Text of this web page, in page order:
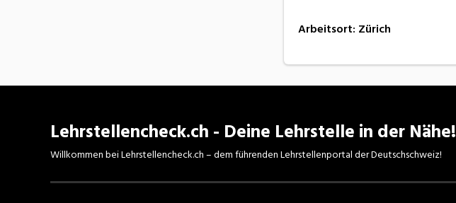
Arbeitsort: Zürich
Lehrstellencheck.ch - Deine Lehrstelle in der Nähe!
Willkommen bei Lehrstellencheck.ch – dem führenden Lehrstellenportal der Deutschschweiz!